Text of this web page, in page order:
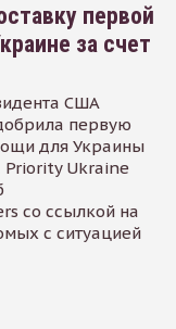
первой
за счет
США
первую
для Украины
Ukraine
со ссылкой на
с ситуацией